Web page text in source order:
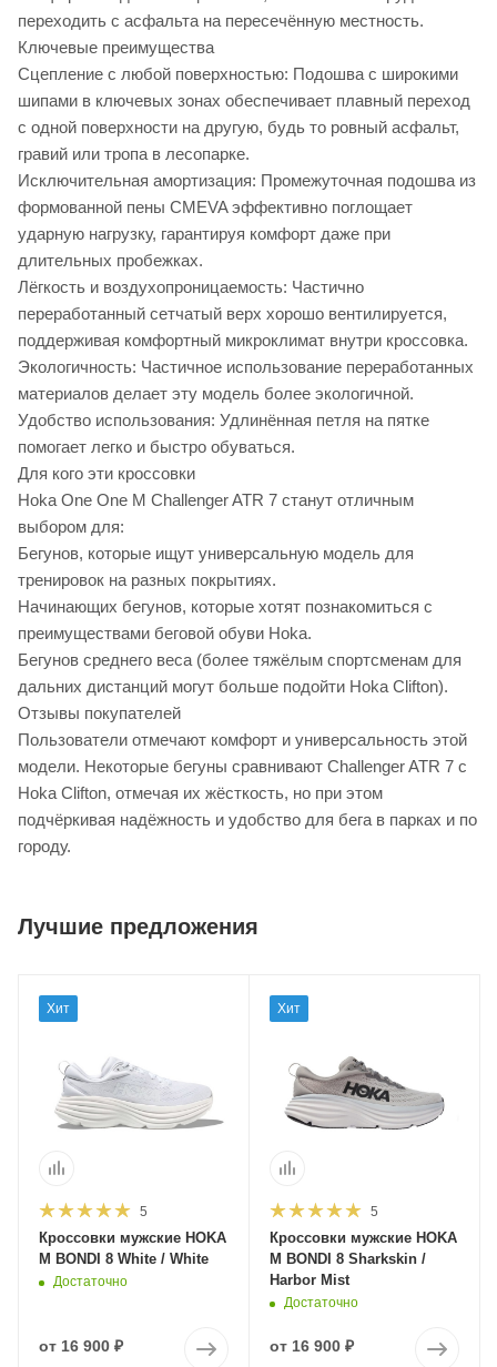
переходить с асфальта на пересечённую местность.
Ключевые преимущества
Сцепление с любой поверхностью: Подошва с широкими
шипами в ключевых зонах обеспечивает плавный переход
с одной поверхности на другую, будь то ровный асфальт,
гравий или тропа в лесопарке.
Исключительная амортизация: Промежуточная подошва из
формованной пены CMEVA эффективно поглощает
ударную нагрузку, гарантируя комфорт даже при
длительных пробежках.
Лёгкость и воздухопроницаемость: Частично
переработанный сетчатый верх хорошо вентилируется,
поддерживая комфортный микроклимат внутри кроссовка.
Экологичность: Частичное использование переработанных
материалов делает эту модель более экологичной.
Удобство использования: Удлинённая петля на пятке
помогает легко и быстро обуваться.
Для кого эти кроссовки
Hoka One One M Challenger ATR 7 станут отличным
выбором для:
Бегунов, которые ищут универсальную модель для
тренировок на разных покрытиях.
Начинающих бегунов, которые хотят познакомиться с
преимуществами беговой обуви Hoka.
Бегунов среднего веса (более тяжёлым спортсменам для
дальних дистанций могут больше подойти Hoka Clifton).
Отзывы покупателей
Пользователи отмечают комфорт и универсальность этой
модели. Некоторые бегуны сравнивают Challenger ATR 7 с
Hoka Clifton, отмечая их жёсткость, но при этом
подчёркивая надёжность и удобство для бега в парках и по
городу.
Лучшие предложения
Хит
5
Кроссовки мужские HOKA
M BONDI 8 White / White
Достаточно
от 16 900 ₽
Хит
5
Кроссовки мужские HOKA
M BONDI 8 Sharkskin /
Harbor Mist
Достаточно
от 16 900 ₽